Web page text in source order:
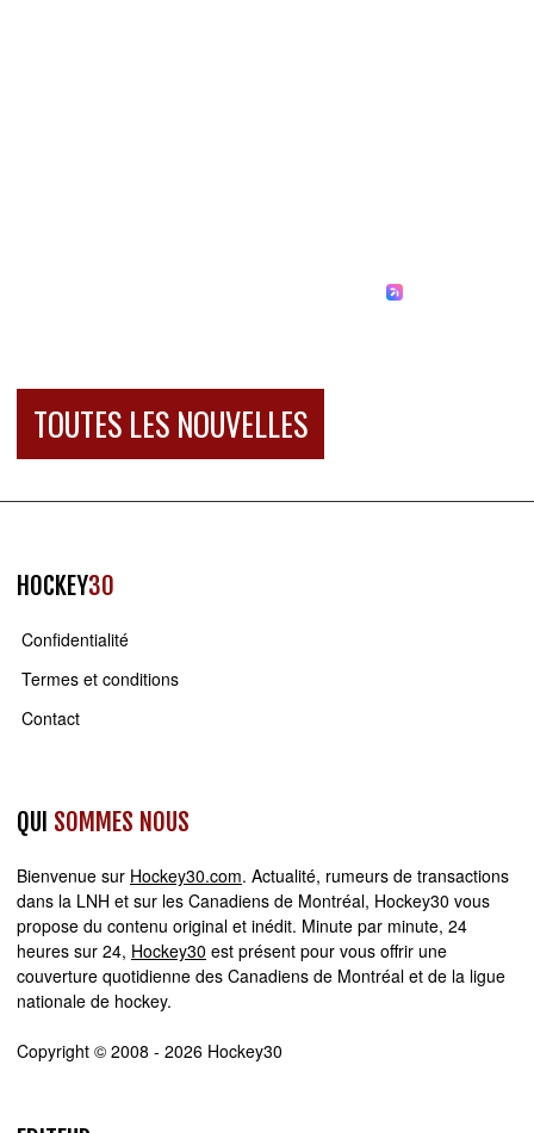
TOUTES LES NOUVELLES
HOCKEY30
Confidentialité
Termes et conditions
Contact
QUI SOMMES NOUS
Bienvenue sur Hockey30.com. Actualité, rumeurs de transactions
dans la LNH et sur les Canadiens de Montréal, Hockey30 vous
propose du contenu original et inédit. Minute par minute, 24
heures sur 24, Hockey30 est présent pour vous offrir une
couverture quotidienne des Canadiens de Montréal et de la ligue
nationale de hockey.
Copyright © 2008 - 2026 Hockey30